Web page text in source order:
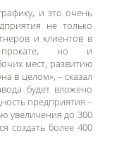
и это очень
не только
и клиентов в
прокате, но и
мест, развитию
в целом», – сказал
будет вложено
предприятия –
увеличения до 300
создать более 400